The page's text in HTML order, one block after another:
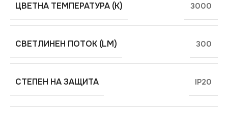
ЦВЕТНА ТЕМПЕРАТУРА (K) 3000
СВЕТЛИНЕН ПОТОК (LM) 300
СТЕПЕН НА ЗАЩИТА IP20